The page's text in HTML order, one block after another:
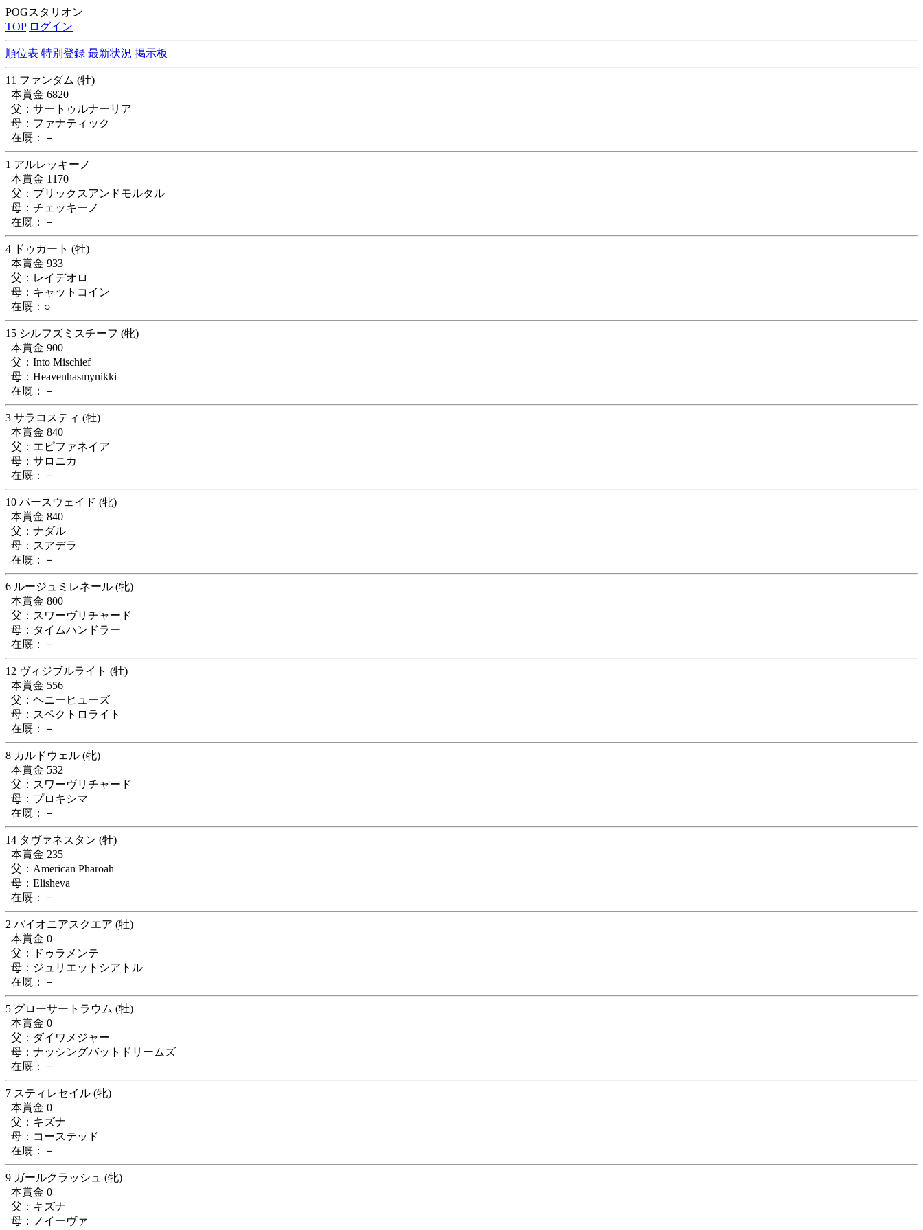
POGスタリオン
TOP ログイン
順位表 特別登録 最新状況 掲示板
11 ファンダム (牡)
本賞金 6820
父：サートゥルナーリア
母：ファナティック
在厩：－
1 アルレッキーノ
本賞金 1170
父：ブリックスアンドモルタル
母：チェッキーノ
在厩：－
4 ドゥカート (牡)
本賞金 933
父：レイデオロ
母：キャットコイン
在厩：○
15 シルフズミスチーフ (牝)
本賞金 900
父：Into Mischief
母：Heavenhasmynikki
在厩：－
3 サラコスティ (牡)
本賞金 840
父：エピファネイア
母：サロニカ
在厩：－
10 パースウェイド (牝)
本賞金 840
父：ナダル
母：スアデラ
在厩：－
6 ルージュミレネール (牝)
本賞金 800
父：スワーヴリチャード
母：タイムハンドラー
在厩：－
12 ヴィジブルライト (牡)
本賞金 556
父：ヘニーヒューズ
母：スペクトロライト
在厩：－
8 カルドウェル (牝)
本賞金 532
父：スワーヴリチャード
母：プロキシマ
在厩：－
14 タヴァネスタン (牡)
本賞金 235
父：American Pharoah
母：Elisheva
在厩：－
2 パイオニアスクエア (牡)
本賞金 0
父：ドゥラメンテ
母：ジュリエットシアトル
在厩：－
5 グローサートラウム (牡)
本賞金 0
父：ダイワメジャー
母：ナッシングバットドリームズ
在厩：－
7 スティレセイル (牝)
本賞金 0
父：キズナ
母：コーステッド
在厩：－
9 ガールクラッシュ (牝)
本賞金 0
父：キズナ
母：ノイーヴァ